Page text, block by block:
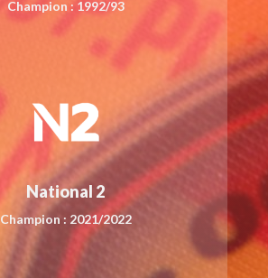
Champion : 1992/93
National 2
Champion : 2021/2022